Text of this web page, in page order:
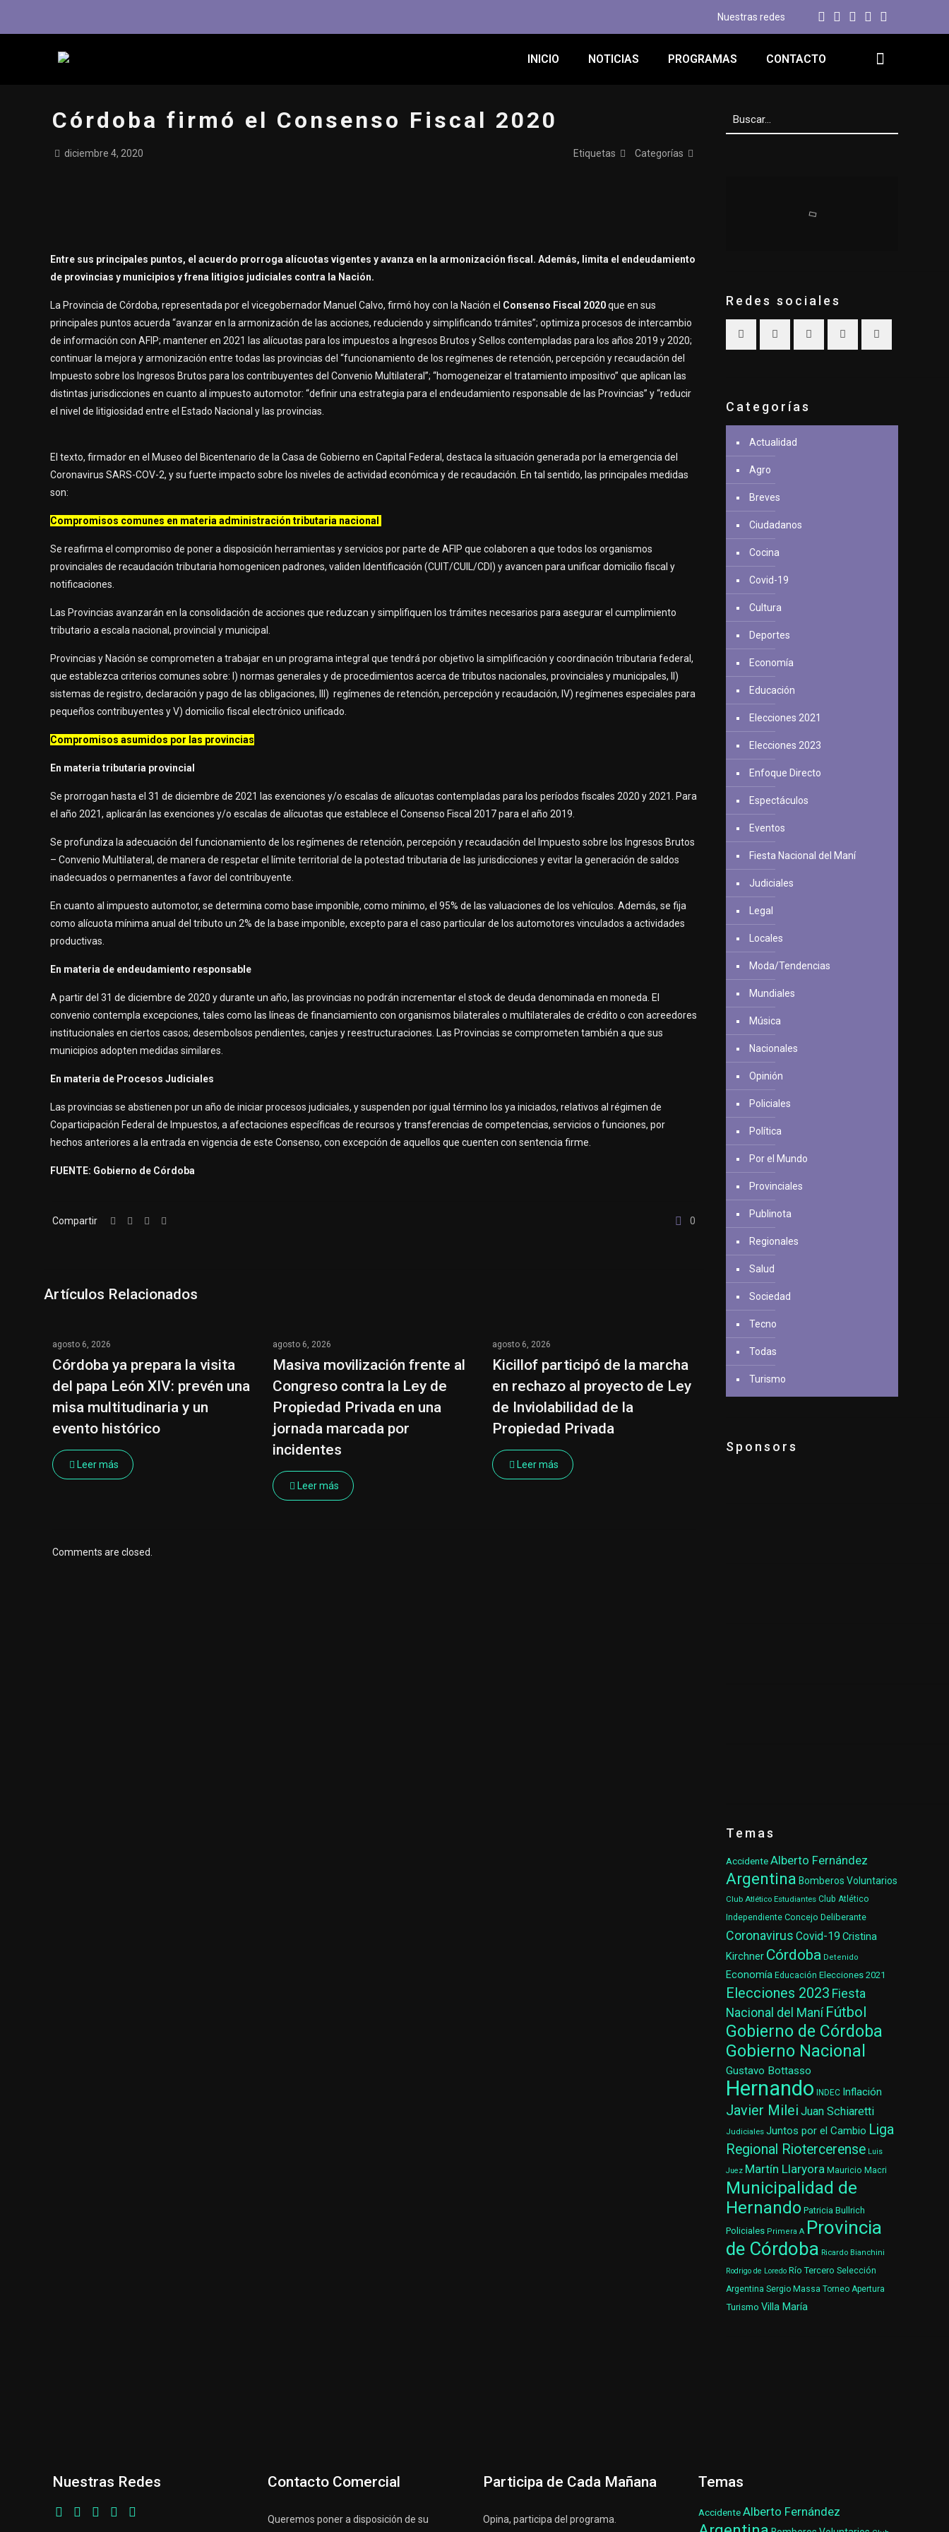
Nuestras redes
INICIO NOTICIAS PROGRAMAS CONTACTO
Córdoba firmó el Consenso Fiscal 2020
diciembre 4, 2020 Categorías
Etiquetas
Entre sus principales puntos, el acuerdo prorroga alícuotas vigentes y avanza en la armonización fiscal. Además, limita el endeudamiento
de provincias y municipios y frena litigios judiciales contra la Nación.
La Provincia de Córdoba, representada por el vicegobernador Manuel Calvo, firmó hoy con la Nación el Consenso Fiscal 2020que en sus
principales puntos acuerda “avanzar en la armonización de las acciones, reduciendo y simplificando trámites”; optimiza procesos de intercambio
de información con AFIP; mantener en 2021 las alícuotas para los impuestos a Ingresos Brutos y Sellos contempladas para los años 2019 y 2020;
continuar la mejora y armonización entre todas las provincias del “funcionamiento de los regímenes de retención, percepción y recaudación del
Impuesto sobre los Ingresos Brutos para los contribuyentes del Convenio Multilateral”; “homogeneizar el tratamiento impositivo” que aplican las
distintas jurisdicciones en cuanto al impuesto automotor: “definir una estrategia para el endeudamiento responsable de las Provincias” y “reducir
el nivel de litigiosidad entre el Estado Nacional y las provincias.
El texto, firmador en el Museo del Bicentenario de la Casa de Gobierno en Capital Federal, destaca la situación generada por la emergencia del
Coronavirus SARS-COV-2, y su fuerte impacto sobre los niveles de actividad económica y de recaudación. En tal sentido, las principales medidas
son:
Compromisos comunes en materia administración tributaria nacional
Se reafirma el compromiso de poner a disposición herramientas y servicios por parte de AFIP que colaboren a que todos los organismos
provinciales de recaudación tributaria homogenicen padrones, validen Identificación (CUIT/CUIL/CDI) y avancen para unificar domicilio fiscal y
notificaciones.
Las Provincias avanzarán en la consolidación de acciones que reduzcan y simplifiquen los trámites necesarios para asegurar el cumplimiento
tributario a escala nacional, provincial y municipal.
Provincias y Nación se comprometen a trabajar en un programa integral que tendrá por objetivo la simplificación y coordinación tributaria federal,
que establezca criterios comunes sobre: I) normas generales y de procedimientos acerca de tributos nacionales, provinciales y municipales, II)
sistemas de registro, declaración y pago de las obligaciones, III) regímenes de retención, percepción y recaudación, IV) regímenes especiales para
pequeños contribuyentes y V) domicilio fiscal electrónico unificado.
Compromisos asumidos por las provincias
En materia tributaria provincial
Se prorrogan hasta el 31 de diciembre de 2021 las exenciones y/o escalas de alícuotas contempladas para los períodos fiscales 2020 y 2021. Para
el año 2021, aplicarán las exenciones y/o escalas de alícuotas que establece el Consenso Fiscal 2017 para el año 2019.
Se profundiza la adecuación del funcionamiento de los regímenes de retención, percepción y recaudación del Impuesto sobre los Ingresos Brutos
– Convenio Multilateral, de manera de respetar el límite territorial de la potestad tributaria de las jurisdicciones y evitar la generación de saldos
inadecuados o permanentes a favor del contribuyente.
En cuanto al impuesto automotor, se determina como base imponible, como mínimo, el 95% de las valuaciones de los vehículos. Además, se fija
como alícuota mínima anual del tributo un 2% de la base imponible, excepto para el caso particular de los automotores vinculados a actividades
productivas.
En materia de endeudamiento responsable
A partir del 31 de diciembre de 2020 y durante un año, las provincias no podrán incrementar el stock de deuda denominada en moneda. El
convenio contempla excepciones, tales como las líneas de financiamiento con organismos bilaterales o multilaterales de crédito o con acreedores
institucionales en ciertos casos; desembolsos pendientes, canjes y reestructuraciones. Las Provincias se comprometen también a que sus
municipios adopten medidas similares.
En materia de Procesos Judiciales
Las provincias se abstienen por un año de iniciar procesos judiciales, y suspenden por igual término los ya iniciados, relativos al régimen de
Coparticipación Federal de Impuestos, a afectaciones específicas de recursos y transferencias de competencias, servicios o funciones, por
hechos anteriores a la entrada en vigencia de este Consenso, con excepción de aquellos que cuenten con sentencia firme.
FUENTE: Gobierno de Córdoba
Compartir 0
Artículos Relacionados
agosto 6, 2026
Córdoba ya prepara la visita
del papa León XIV: prevén una
misa multitudinaria y un
evento histórico
Leer más
agosto 6, 2026
Masiva movilización frente al
Congreso contra la Ley de
Propiedad Privada en una
jornada marcada por
incidentes
Leer más
agosto 6, 2026
Kicillof participó de la marcha
en rechazo al proyecto de Ley
de Inviolabilidad de la
Propiedad Privada
Leer más
Comments are closed.
Redes sociales
Categorías
Actualidad
Agro
Breves
Ciudadanos
Cocina
Covid-19
Cultura
Deportes
Economía
Educación
Elecciones 2021
Elecciones 2023
Enfoque Directo
Espectáculos
Eventos
Fiesta Nacional del Maní
Judiciales
Legal
Locales
Moda/Tendencias
Mundiales
Música
Nacionales
Opinión
Policiales
Política
Por el Mundo
Provinciales
Publinota
Regionales
Salud
Sociedad
Tecno
Todas
Turismo
Sponsors
Temas
AccidenteAlberto Fernández
Argentina Bomberos Voluntarios
Club Atlético Estudiantes Club Atlético
Independiente Concejo Deliberante
Coronavirus Covid-19 Cristina
Kirchner Córdoba Detenido
Economía Educación Elecciones 2021
Elecciones 2023 Fiesta
Nacional del Maní Fútbol
Gobierno de Córdoba
Gobierno Nacional
Gustavo Bottasso
Hernando INDEC Inflación
Javier Milei Juan Schiaretti
Judiciales Juntos por el Cambio Liga
Regional Riotercerense Luis
Juez Martín Llaryora Mauricio Macri
Municipalidad de
Hernando Patricia Bullrich
Policiales Primera A Provincia
de Córdoba Ricardo Bianchini
Rodrigo de Loredo Río Tercero Selección
Argentina Sergio Massa Torneo Apertura
Turismo Villa María
Nuestras Redes Contacto Comercial
Queremos poner a disposición de su
Participa de Cada Mañana
Opina, participa del programa.
Temas
AccidenteAlberto Fernández